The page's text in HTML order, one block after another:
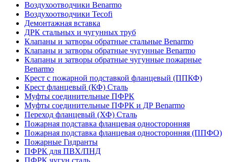
Воздухоотводчики Benarmo
Воздухоотводчики Tecofi
Демонтажная вставка
ДРК стальных и чугунных труб
Клапаны и затворы обратные стальные Benarmo
Клапаны и затворы обратные чугунные Benarmo
Клапаны и затворы обратные чугунные пожарные
Benarmo
Крест с пожарной подставкой фланцевый (ППКФ)
Крест фланцевый (КФ) Сталь
Муфты соединительные ПФРК
Муфты соединительные ПФРК и ДР Benarmo
Переход фланцевый (ХФ) Сталь
Пожарная подставка фланцевая односторонняя
Пожарная подставка фланцевая односторонняя (ППФО)
Пожарные Гидранты
ПФРК для ПВХ/ПНД
ПФРК чугун.сталь